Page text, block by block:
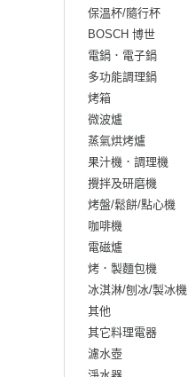
保溫杯/隨行杯
BOSCH 博世
電鍋．電子鍋
多功能調理鍋
烤箱
微波爐
蒸氣烘烤爐
果汁機．調理機
攪拌及研磨機
烤盤/鬆餅/點心機
咖啡機
電磁爐
烤．製麵包機
冰淇淋/刨冰/製冰機
其他
其它料理電器
濾水壺